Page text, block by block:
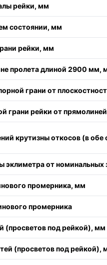
рейки, мм
состоянии, мм
рейки, мм
пролета длиной 2900 мм,
грани от
грани рейки от
крутизны откосов (в обе
эклиметра от номинальных
промерника, мм
промерника
(просветов под рейкой), мм
(просветов под рейкой),